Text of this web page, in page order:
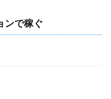
ンで稼ぐ